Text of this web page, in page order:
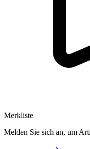
Merkliste
Melden Sie sich an, um